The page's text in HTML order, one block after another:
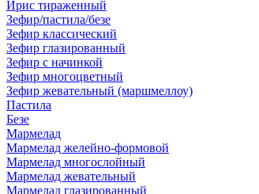
Ирис тираженный
Зефир/пастила/безе
Зефир классический
Зефир глазированный
Зефир с начинкой
Зефир многоцветный
Зефир жевательный (маршмеллоу)
Пастила
Безе
Мармелад
Мармелад желейно-формовой
Мармелад многослойный
Мармелад жевательный
Мармелад глазированный